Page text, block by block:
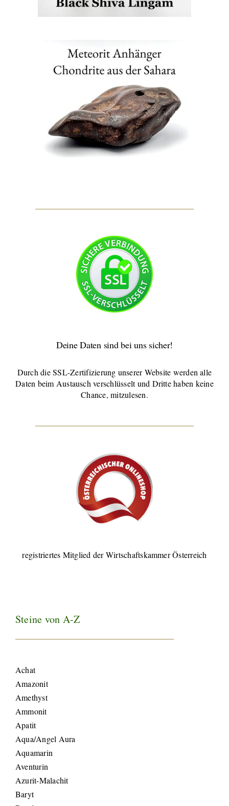
Deine Daten sind bei uns sicher!
Durch die SSL-Zertifizierung unserer Website werden alle
Daten beim Austausch verschlüsselt und Dritte haben keine
Chance, mitzulesen.
registriertes Mitglied der Wirtschaftskammer Österreich
Steine von A-Z
Achat
Amazonit
Amethyst
Ammonit
Apatit
Aqua/Angel Aura
Aquamarin
Aventurin
Azurit-Malachit
Baryt